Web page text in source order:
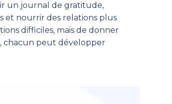
un journal de gratitude,
et nourrir des relations plus
difficiles, mais de donner
chacun peut développer